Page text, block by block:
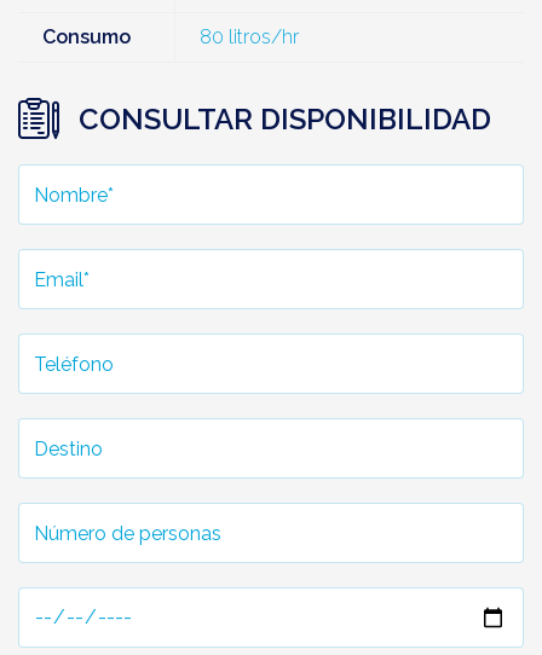
Consumo 80 litros/hr
CONSULTAR DISPONIBILIDAD